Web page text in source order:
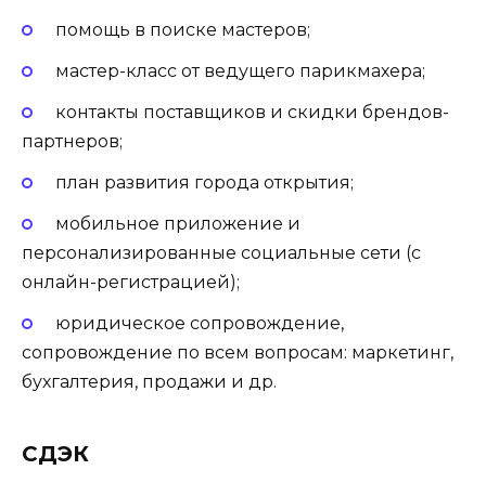
помощь в поиске мастеров;
мастер-класс от ведущего парикмахера;
контакты поставщиков и скидки брендов-
партнеров;
план развития города открытия;
мобильное приложение и
персонализированные социальные сети (с
онлайн-регистрацией);
юридическое сопровождение,
сопровождение по всем вопросам: маркетинг,
бухгалтерия, продажи и др.
СДЭК